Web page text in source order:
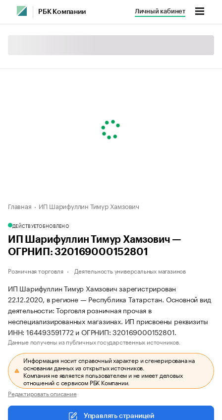
РБК Компании Личный кабинет
Главная ИП Шарифуллин Тимур Хамзович
ДЕЙСТВУЕТОБНОВЛЕНО
ИП Шарифуллин Тимур Хамзович —
ОГРНИП: 320169000152801
Розничная торговля Деятельность универсальных магазинов
ИП Шарифуллин Тимур Хамзович зарегистрирован
22.12.2020, в регионе — Республика Татарстан. Основной вид
деятельности: Торговля розничная прочая в
неспециализированных магазинах. ИП присвоены реквизиты
ИНН: 164493591772 и ОГРНИП: 320169000152801.
Данные получены из публичных государственных источников.
Информация носит справочный характер и сгенерирована на
основании данных из открытых источников.
Компания не является пользователем и не имеет деловых
отношений с сервисом РБК Компании.
Редактировать описание
Управлять страницей